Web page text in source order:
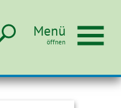
Suche
Menü